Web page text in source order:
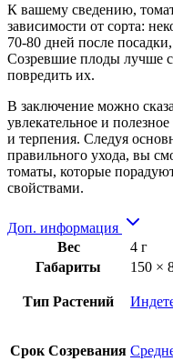
К вашему сведению,
зависимости от сорта:
70-80 дней после
Созревшие плоды лучше
повредить их.
В заключение можно
увлекательное и
и терпения. Следуя
правильного ухода, вы
томаты, которые
свойствами.
Доп. информация
Вес
4 г
Габариты
150 ×
Тип Растений
Срок Созревания